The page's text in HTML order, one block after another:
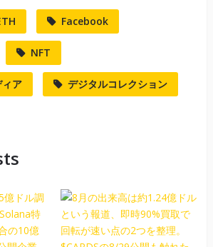
Facebook
NFT
ア デジタルコレクション